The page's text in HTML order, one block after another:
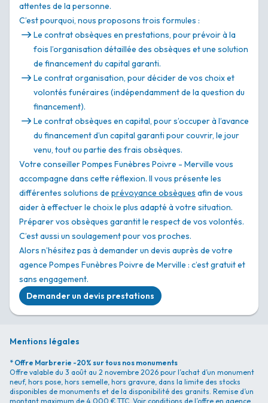
attentes de la personne.
C’est pourquoi, nous proposons trois formules :
Le contrat obsèques en prestations, pour prévoir à la
fois l’organisation détaillée des obsèques et une solution
de financement du capital garanti.
Le contrat organisation, pour décider de vos choix et
volontés funéraires (indépendamment de la question du
financement).
Le contrat obsèques en capital, pour s’occuper à l’avance
du financement d’un capital garanti pour couvrir, le jour
venu, tout ou partie des frais obsèques.
Votre conseiller Pompes Funèbres Poivre - Merville vous
accompagne dans cette réflexion. Il vous présente les
différentes solutions de prévoyance obsèques afin de vous
aider à effectuer le choix le plus adapté à votre situation.
Préparer vos obsèques garantit le respect de vos volontés.
C’est aussi un soulagement pour vos proches.
Alors n’hésitez pas à demander un devis auprès de votre
agence Pompes Funèbres Poivre de Merville : c’est gratuit et
sans engagement.
Demander un devis prestations
Mentions légales
* Offre Marbrerie -20% sur tous nos monuments
Offre valable du 3 août au 2 novembre 2026 pour l’achat d’un monument
neuf, hors pose, hors semelle, hors gravure, dans la limite des stocks
disponibles de monuments et de la disponibilité des granits. Remise d’un
montant maximum de 4 000 € TTC. Voir conditions de l’offre en agence.